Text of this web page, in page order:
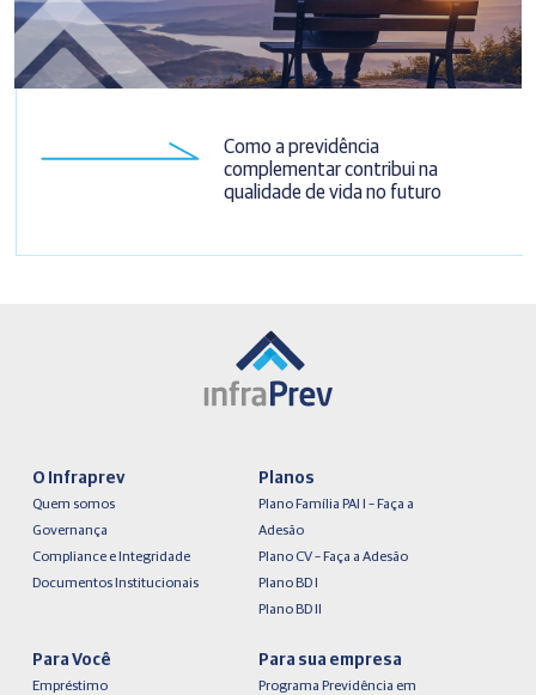
Como a previdência
complementar contribui na
qualidade de vida no futuro
O Infraprev
Quem somos
Governança
Compliance e Integridade
Documentos Institucionais
Planos
Plano Família PAI I – Faça a
Adesão
Plano CV – Faça a Adesão
Plano BD I
Plano BD II
Para Você
Empréstimo
Para sua empresa
Programa Previdência em